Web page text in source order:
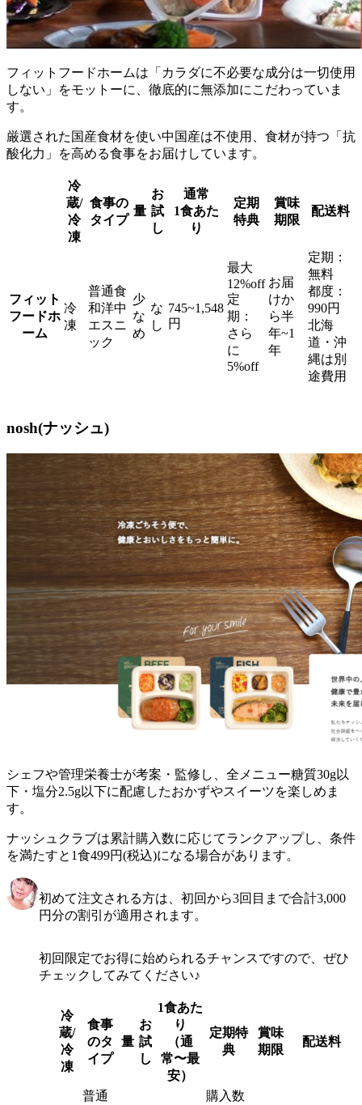
フィットフードホームは「カラダに不必要な成分は一切使用
しない」をモットーに、徹底的に無添加にこだわっていま
す。
厳選された国産食材を使い中国産は不使用、食材が持つ「抗
酸化力」を高める食事をお届けしています。
冷
蔵/
冷
凍
食事の
タイプ
量
お
試
し
通常
1食あた
り
定期
特典
賞味
期限
配送料
フィット
フードホ
ーム
冷
凍
普通食
和洋中
エスニ
ック
少
な
め
な
し
745~1,548
円
最大
12%off
定
期：
さら
に
5%off
お届
けか
ら半
年~1
年
定期：
無料
都度：
990円
北海
道・沖
縄は別
途費用
nosh(ナッシュ)
シェフや管理栄養士が考案・監修し、全メニュー糖質30g以
下・塩分2.5g以下に配慮したおかずやスイーツを楽しめま
す。
ナッシュクラブは累計購入数に応じてランクアップし、条件
を満たすと1食499円(税込)になる場合があります。
初めて注文される方は、初回から3回目まで合計3,000
円分の割引が適用されます。
初回限定でお得に始められるチャンスですので、ぜひ
チェックしてみてください♪
冷
蔵/
冷
凍
食事
のタ
イプ
量
お
試
し
1食あた
り
（通
常〜最
安）
定期特
典
賞味
期限
配送料
普通
購入数